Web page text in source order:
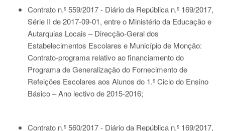
Contrato n.º 559/2017 - Diário da República n.º 169/2017,
Série II de 2017-09-01, entre o Ministério da Educação e
Autarquias Locais – Direcção-Geral dos
Estabelecimentos Escolares e Município de Monção:
Contrato-programa relativo ao financiamento do
Programa de Generalização do Fornecimento de
Refeições Escolares aos Alunos do 1.º Ciclo do Ensino
Básico – Ano lectivo de 2015-2016;
Contrato n.º 560/2017 - Diário da República n.º 169/2017,